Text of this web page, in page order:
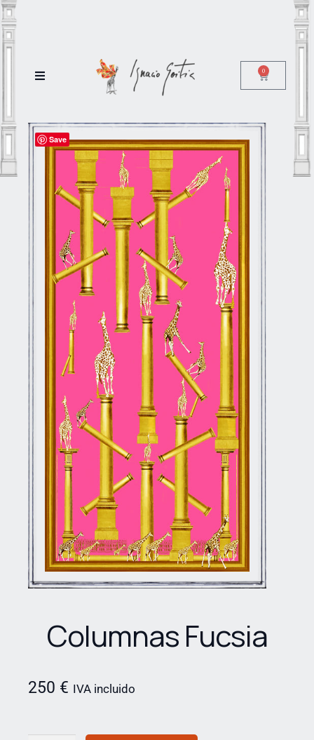
0
Save
Columnas Fucsia
250 € IVA incluido